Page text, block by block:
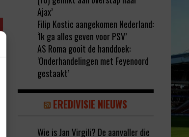
Ajax’
Filip Kostic aangekomen Nederland:
‘Ik ga alles geven voor PSV’
AS Roma gooit de handdoek:
‘Onderhandelingen met Feyenoord
gestaakt’
EREDIVISIE NIEUWS
Wie is Jan Virgili? De aanvaller die